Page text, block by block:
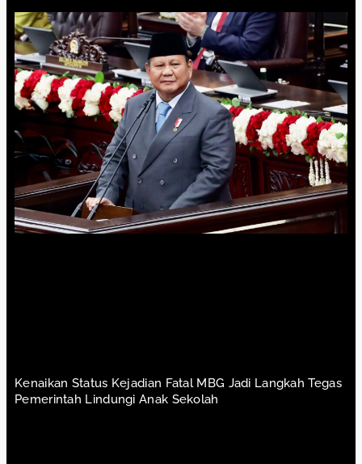
Kenaikan Status Kejadian Fatal MBG Jadi Langkah Tegas
Pemerintah Lindungi Anak Sekolah